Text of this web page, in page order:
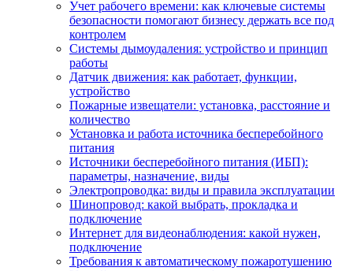
Учет рабочего времени: как ключевые системы
безопасности помогают бизнесу держать все под
контролем
Системы дымоудаления: устройство и принцип
работы
Датчик движения: как работает, функции,
устройство
Пожарные извещатели: установка, расстояние и
количество
Установка и работа источника бесперебойного
питания
Источники бесперебойного питания (ИБП):
параметры, назначение, виды
Электропроводка: виды и правила эксплуатации
Шинопровод: какой выбрать, прокладка и
подключение
Интернет для видеонаблюдения: какой нужен,
подключение
Требования к автоматическому пожаротушению